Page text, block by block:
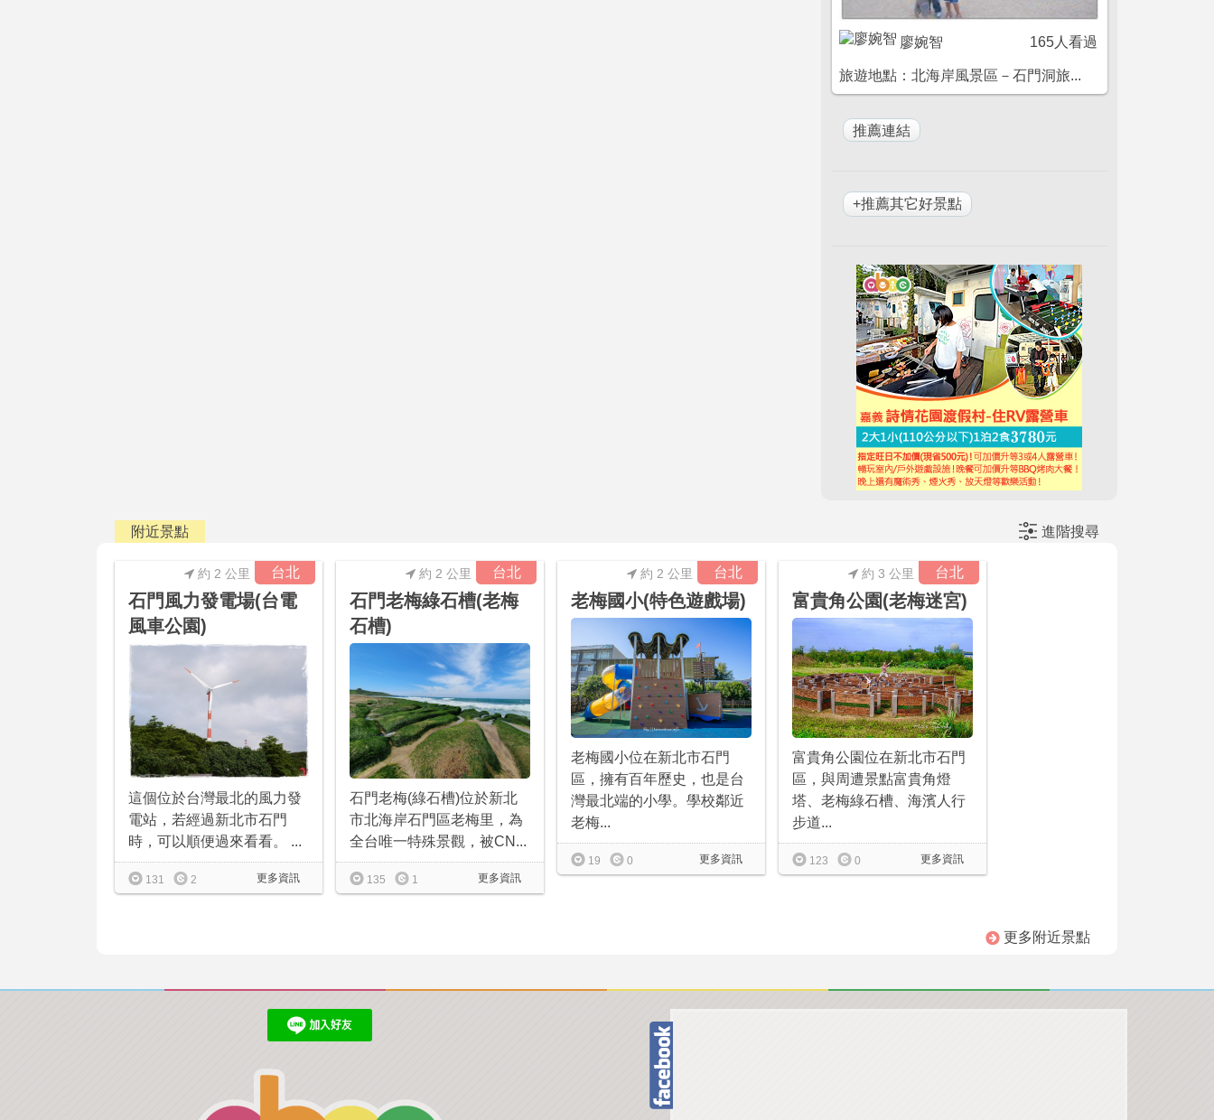
廖婉智 165人看過
旅遊地點：北海岸風景區－石門洞旅...
+推薦其它好景點
附近景點 進階搜尋
台北
約 2 公里
石門風力發電場(台電
風車公園)
這個位於台灣最北的風力發
電站，若經過新北市石門
時，可以順便過來看看。 ...
更多資訊
131 2
台北
約 2 公里
石門老梅綠石槽(老梅
石槽)
石門老梅(綠石槽)位於新北
市北海岸石門區老梅里，為
全台唯一特殊景觀，被CN...
更多資訊
135 1
台北
約 2 公里
老梅國小(特色遊戲場)
老梅國小位在新北市石門
區，擁有百年歷史，也是台
灣最北端的小學。學校鄰近
老梅...
更多資訊
19 0
台北
約 3 公里
富貴角公園(老梅迷宮)
富貴角公園位在新北市石門
區，與周遭景點富貴角燈
塔、老梅綠石槽、海濱人行
步道...
更多資訊
123 0
更多附近景點